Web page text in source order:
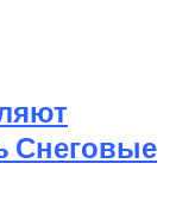
Снеговые